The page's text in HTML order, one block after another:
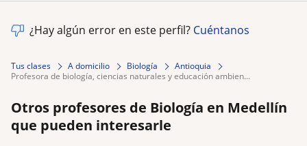
¿Hay algún error en este perfil? Cuéntanos
Tus clases A domicilio Biología
Antioquia
profesora de biología, ciencias naturales y educación ambien...
Otros profesores de Biología en Medellín
que pueden interesarle